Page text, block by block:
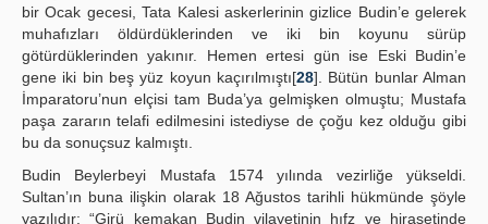
bir Ocak gecesi, Tata Kalesi askerlerinin gizlice Budin’e gelerek
muhafızları öldürdüklerinden ve iki bin koyunu sürüp
götürdüklerinden yakınır. Hemen ertesi gün ise Eski Budin’e
gene iki bin beş yüz koyun kaçırılmıştı[28]. Bütün bunlar Alman
İmparatoru’nun elçisi tam Buda’ya gelmişken olmuştu; Mustafa
paşa zararın telafi edilmesini istediyse de çoğu kez olduğu gibi
bu da sonuçsuz kalmıştı.
Budin Beylerbeyi Mustafa 1574 yılında vezirliğe yükseldi.
Sultan’ın buna ilişkin olarak 18 Ağustos tarihli hükmünde şöyle
yazılıdır: “Girü kemakan Budin vilayetinin hıfz ve hirasetinde